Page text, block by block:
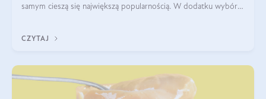
samym cieszą się największą popularnością. W dodatku wybór
CZYTAJ